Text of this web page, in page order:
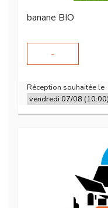
banane BIO
-
Réception souhaitée le